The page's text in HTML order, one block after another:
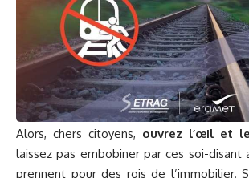
Alors, chers citoyens, ouvrez l’œil et
laissez pas embobiner par ces soi-disant
prennent pour des rois de l’immobilier.